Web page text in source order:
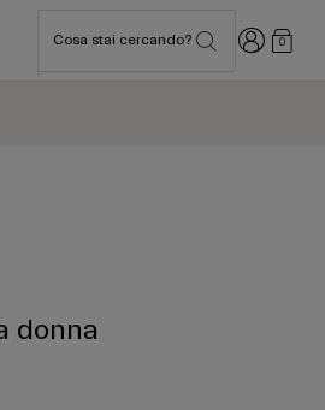
Cosa stai cercando? Accedi
0
donna